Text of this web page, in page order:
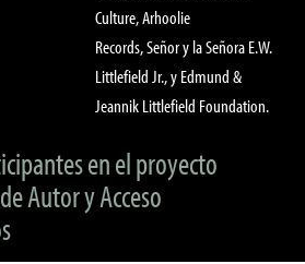
Culture, Arhoolie
Records, Señor y la Señora E.W.
Littlefield Jr., y Edmund &
Jeannik Littlefield Foundation.
en el proyecto
Autor y Acceso